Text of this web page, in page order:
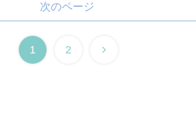
次のページ
1 2